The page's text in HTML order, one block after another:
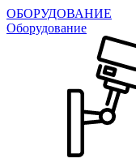
ОБОРУДОВАНИЕ
Оборудование